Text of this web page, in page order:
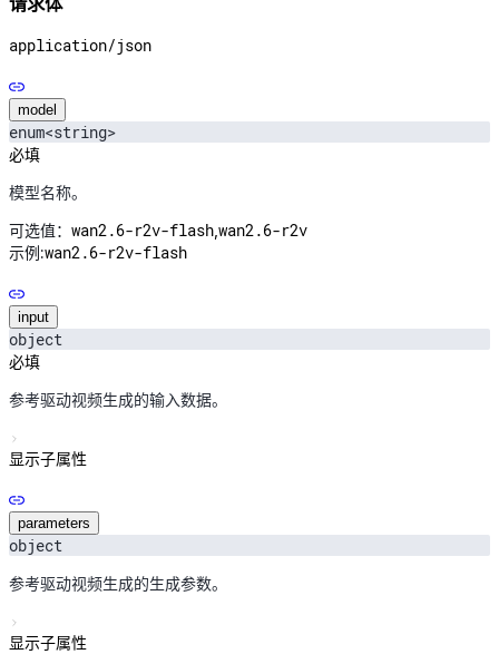
application/json
model
enum<string>
必填
模型名称。
可选值： wan2.6-r2v-flash wan2.6-r2v
示例:wan2.6-r2v-flash
input
object
必填
参考驱动视频生成的输入数据。
显示子属性
parameters
object
参考驱动视频生成的生成参数。
显示子属性